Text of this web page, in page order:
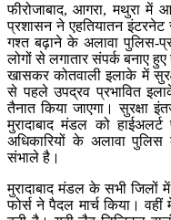
फीरोजाबाद, आगरा, मथुरा
प्रशासन ने एहतियातन इंटरनेट
गश्त बढ़ाने के अलावा पुलिस-
लोगों से लगातार संपर्क बनाए
खासकर कोतवाली इलाके में
से पहले उपद्रव प्रभावित
तैनात किया जाएगा। सुरक्षा
मुरादाबाद मंडल को
अधिकारियों के अलावा पुलिस
संभाले है।
मुरादाबाद मंडल के सभी जिलों
फोर्स ने पैदल मार्च किया।